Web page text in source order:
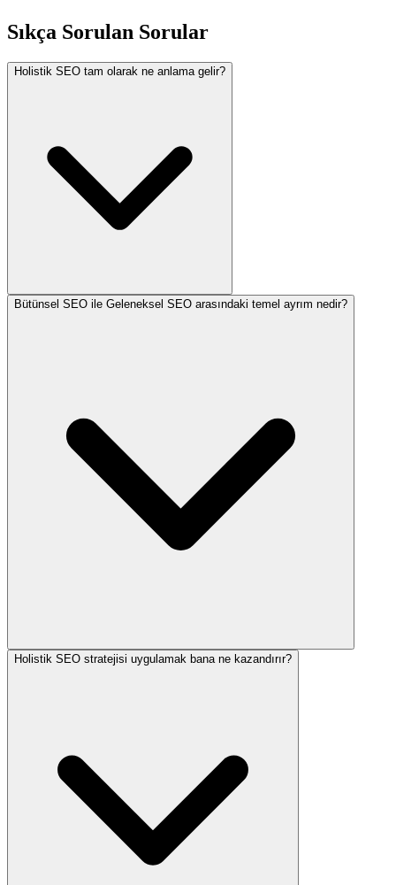
Sıkça Sorulan Sorular
Holistik SEO tam olarak ne anlama gelir?
Bütünsel SEO ile Geleneksel SEO arasındaki temel ayrım nedir?
Holistik SEO stratejisi uygulamak bana ne kazandırır?